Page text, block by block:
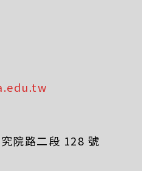
院路二段 128 號